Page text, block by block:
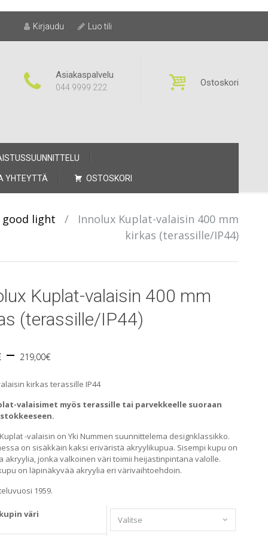
Kirjaudu Luo tili
Asiakaspalvelu
044 9999 222 Ostoskori
YHTEYTTÄ OSTOSKORI
good light /
Innolux Kuplat-valaisin 400 mm
kirkas (terassille/IP44)
Kuplat-valaisin 400 mm
(terassille/IP44)
– 219,00€Price
range:
199,00€
through
219,00€
kirkas terassille IP44
valaisimet myös terassille tai parvekkeelle suoraan
-valaisin on Yki Nummen suunnittelema designklassikko.
on sisäkkäin kaksi eriväristä akryylikupua. Sisempi kupu on
akryylia, jonka valkoinen väri toimii heijastinpintana valolle.
on läpinäkyvää akryylia eri värivaihtoehdoin.
1959.
väri